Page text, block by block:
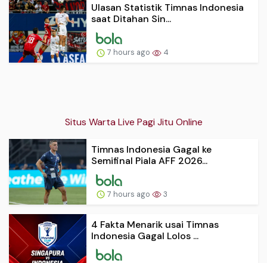
Ulasan Statistik Timnas Indonesia
saat Ditahan Sin...
7 hours ago 4
Situs Warta Live Pagi Jitu Online
Timnas Indonesia Gagal ke
Semifinal Piala AFF 2026...
7 hours ago 3
4 Fakta Menarik usai Timnas
Indonesia Gagal Lolos ...